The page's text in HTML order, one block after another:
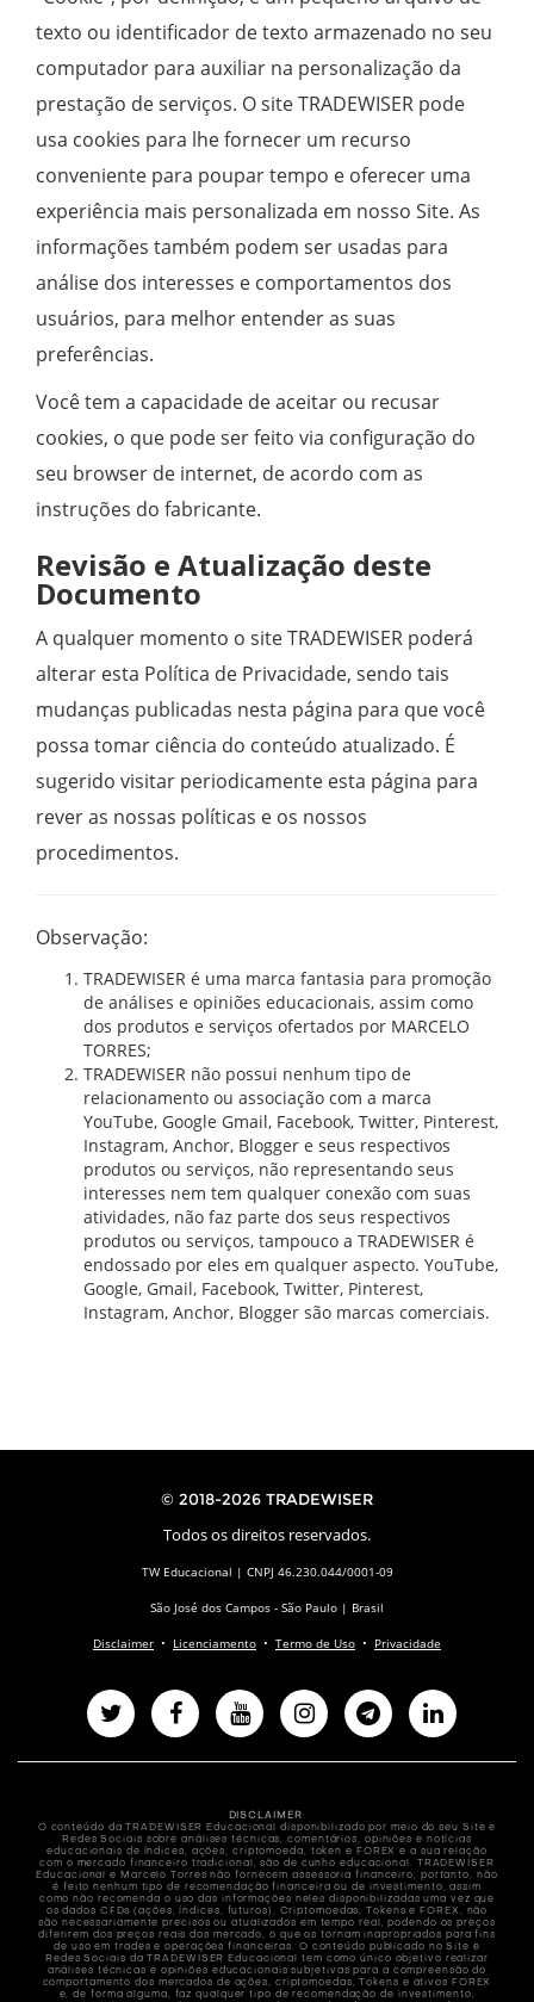
texto ou identificador de texto armazenado no seu
computador para auxiliar na personalização da
prestação de serviços. O site TRADEWISER pode
usa cookies para lhe fornecer um recurso
conveniente para poupar tempo e oferecer uma
experiência mais personalizada em nosso Site. As
informações também podem ser usadas para
análise dos interesses e comportamentos dos
usuários, para melhor entender as suas
preferências.
Você tem a capacidade de aceitar ou recusar
cookies, o que pode ser feito via configuração do
seu browser de internet, de acordo com as
instruções do fabricante.
Revisão e Atualização deste
Documento
A qualquer momento o site TRADEWISER poderá
alterar esta Política de Privacidade, sendo tais
mudanças publicadas nesta página para que você
possa tomar ciência do conteúdo atualizado. É
sugerido visitar periodicamente esta página para
rever as nossas políticas e os nossos
procedimentos.
Observação:
TRADEWISER é uma marca fantasia para promoção
de análises e opiniões educacionais, assim como
dos produtos e serviços ofertados por MARCELO
TORRES;
TRADEWISER não possui nenhum tipo de
relacionamento ou associação com a marca
YouTube, Google Gmail, Facebook, Twitter, Pinterest,
Instagram, Anchor, Blogger e seus respectivos
produtos ou serviços, não representando seus
interesses nem tem qualquer conexão com suas
atividades, não faz parte dos seus respectivos
produtos ou serviços, tampouco a TRADEWISER é
endossado por eles em qualquer aspecto. YouTube,
Google, Gmail, Facebook, Twitter, Pinterest,
Instagram, Anchor, Blogger são marcas comerciais.
© 2018-2026 TRADEWISER
Todos os direitos reservados.
TW Educacional | CNPJ 46.230.044/0001-09
São José dos Campos - São Paulo | Brasil
Disclaimer • Licenciamento • Termo de Uso • Privacidade
DISCLAIMER:
O conteúdo da TRADEWISER Educacional disponibilizado por meio do seu Site e
Redes Sociais sobre análises técnicas, comentários, opiniões e notícias
educacionais de índices, ações, criptomoeda, token e FOREX e a sua relação
com o mercado financeiro tradicional, são de cunho educacional. TRADEWISER
Educacional e Marcelo Torres não fornecem assessoria financeiro, portanto, não
é feito nenhum tipo de recomendação financeira ou de investimento, assim
como não recomenda o uso das informações neles disponibilizadas uma vez que
os dados CFDs (ações, índices, futuros), Criptomoedas, Tokens e FOREX, não
são necessariamente precisos ou atualizados em tempo real, podendo os preços
diferirem dos preços reais dos mercado, o que os tornam inapropriados para fins
de uso em trades e operações financeiras. O conteúdo publicado no Site e
Redes Sociais da TRADEWISER Educacional tem como único objetivo realizar
análises técnicas e opiniões educacionais subjetivas para a compreensão do
comportamento dos mercados de ações, criptomoedas, Tokens e ativos FOREX
e, de forma alguma, faz qualquer tipo de recomendação de investimento,